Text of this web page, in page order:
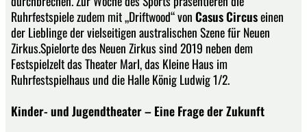
Ruhrfestspiele zudem mit „Driftwood“ vonCasus Circuseinen
der Lieblinge der vielseitigen australischen Szene für Neuen
Zirkus.Spielorte des Neuen Zirkus sind 2019 neben dem
Festspielzelt das Theater Marl, das Kleine Haus im
Ruhrfestspielhaus und die Halle König Ludwig 1/2.
Kinder- und Jugendtheater – Eine Frage der Zukunft